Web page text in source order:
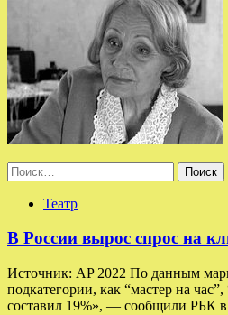
Найти:
Театр
В России вырос спрос на
Источник: AP 2022 По данным
подкатегории, как “мастер на
составил 19%», — сообщили РБК